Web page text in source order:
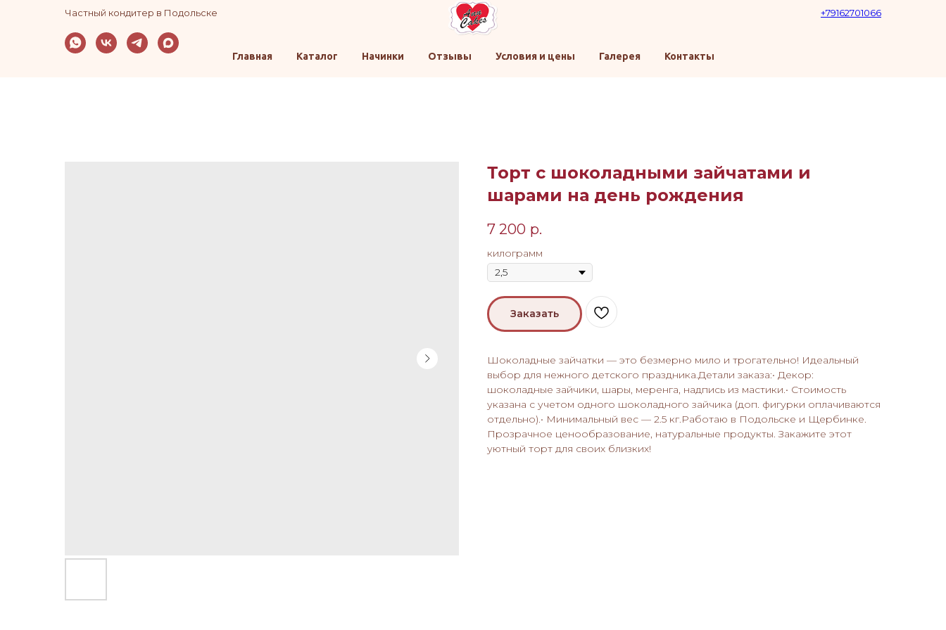
Частный кондитер в Подольске +79162701066
Главная Каталог Начинки Отзывы Условия и цены Галерея Контакты
Торт с шоколадными зайчатами и
шарами на день рождения
7 200 р.
килограмм
Заказать
Шоколадные зайчатки — это безмерно мило и трогательно! Идеальный
выбор для нежного детского праздника.Детали заказа:• Декор:
шоколадные зайчики, шары, меренга, надпись из мастики.• Стоимость
указана с учетом одного шоколадного зайчика (доп. фигурки оплачиваются
отдельно).• Минимальный вес — 2.5 кг.Работаю в Подольске и Щербинке.
Прозрачное ценообразование, натуральные продукты. Закажите этот
уютный торт для своих близких!